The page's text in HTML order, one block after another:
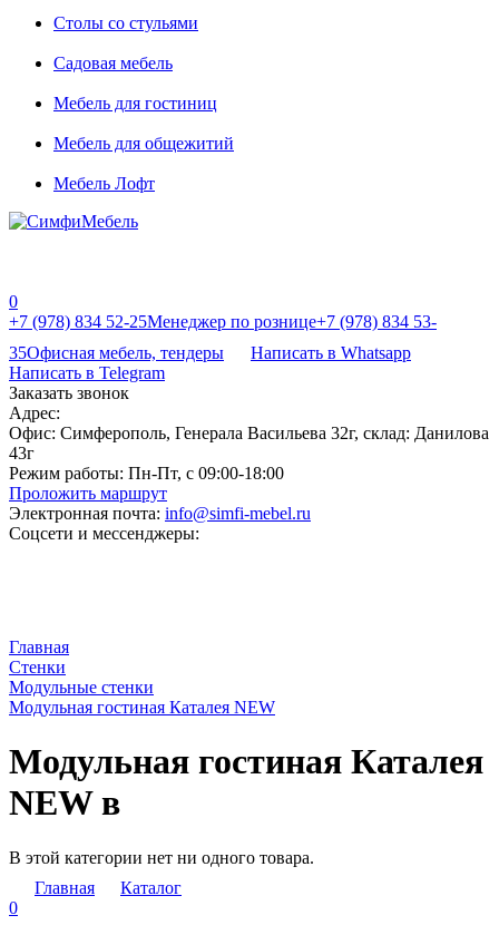
Столы со стульями
Садовая мебель
Мебель для гостиниц
Мебель для общежитий
Мебель Лофт
0
+7 (978) 834 52-25Менеджер по рознице+7 (978) 834 53-
35Офисная мебель, тендеры
Написать в Whatsapp
Написать в Telegram
Заказать звонок
Адрес:
Офис: Симферополь, Генерала Васильева 32г, склад: Данилова
43г
Режим работы: Пн-Пт, с 09:00-18:00
Проложить маршрут
Электронная почта: info@simfi-mebel.ru
Соцсети и мессенджеры:
Главная
Стенки
Модульные стенки
Модульная гостиная Каталея NEW
Модульная гостиная Каталея
NEW в
В этой категории нет ни одного товара.
Главная
Каталог
0